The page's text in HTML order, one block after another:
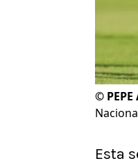
©
Esta